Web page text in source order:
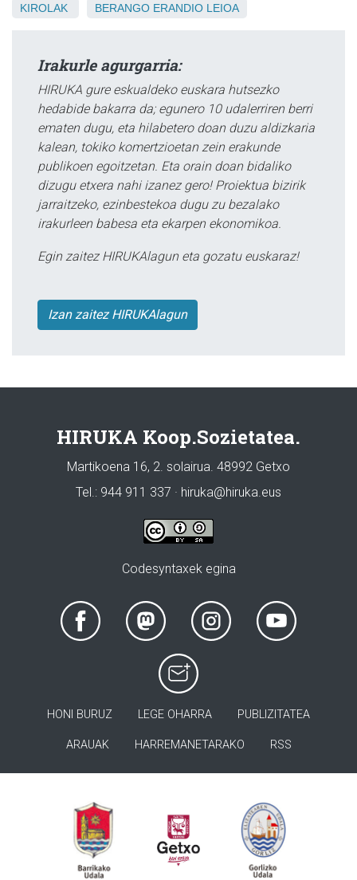
KIROLAK BERANGO ERANDIO LEIOA
Irakurle agurgarria:
HIRUKA gure eskualdeko euskara hutsezko
hedabide bakarra da; egunero 10 udalerriren berri
ematen dugu, eta hilabetero doan duzu aldizkaria
kalean, tokiko komertzioetan zein erakunde
publikoen egoitzetan. Eta orain doan bidaliko
dizugu etxera nahi izanez gero! Proiektua bizirik
jarraitzeko, ezinbestekoa dugu zu bezalako
irakurleen babesa eta ekarpen ekonomikoa.
Egin zaitez HIRUKAlagun eta gozatu euskaraz!
Izan zaitez HIRUKAlagun
HIRUKA Koop.Sozietatea.
Martikoena 16, 2. solairua. 48992 Getxo
Tel.: 944 911 337 · hiruka@hiruka.eus
Codesyntaxek egina
HONI BURUZ LEGE OHARRA PUBLIZITATEA
ARAUAK HARREMANETARAKO RSS